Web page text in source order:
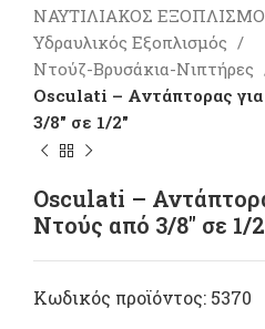
ΝΑΥΤΙΛΙΑΚΟΣ
Υδραυλικός Εξοπλισμός
Ντούζ-Βρυσάκια-Νιπτήρες
Osculati – Αντάπτορας
3/8″ σε 1/2″
Osculati –
Ντούς από 3/8″ σε 1/
Κωδικός προϊόντος: 5370